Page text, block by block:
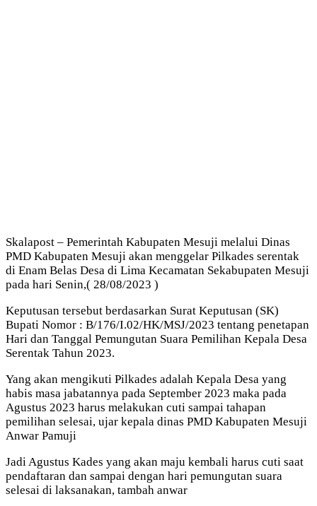
Skalapost – Pemerintah Kabupaten Mesuji melalui Dinas
PMD Kabupaten Mesuji akan menggelar Pilkades serentak
di Enam Belas Desa di Lima Kecamatan Sekabupaten Mesuji
pada hari Senin,( 28/08/2023 )
Keputusan tersebut berdasarkan Surat Keputusan (SK)
Bupati Nomor : B/176/I.02/HK/MSJ/2023 tentang penetapan
Hari dan Tanggal Pemungutan Suara Pemilihan Kepala Desa
Serentak Tahun 2023.
Yang akan mengikuti Pilkades adalah Kepala Desa yang
habis masa jabatannya pada September 2023 maka pada
Agustus 2023 harus melakukan cuti sampai tahapan
pemilihan selesai, ujar kepala dinas PMD Kabupaten Mesuji
Anwar Pamuji
Jadi Agustus Kades yang akan maju kembali harus cuti saat
pendaftaran dan sampai dengan hari pemungutan suara
selesai di laksanakan, tambah anwar